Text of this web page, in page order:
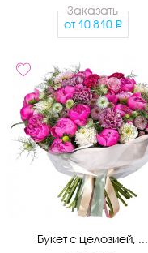
Заказать
от 10 810
Букет с целозией, ...